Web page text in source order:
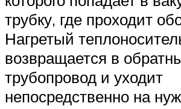
трубку, где проходит
Нагретый
возвращается в
трубопровод и уходит
непосредственно на